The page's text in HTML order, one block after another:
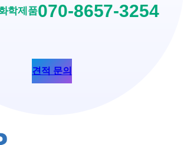
학제품070-8657-3254
견적 문의